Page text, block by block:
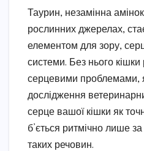
Таурин, незамінна
рослинних джерелах,
елементом для зору,
системи. Без нього
серцевими проблемами,
дослідження
серце вашої кішки як
б’ється ритмічно лише
таких речовин.